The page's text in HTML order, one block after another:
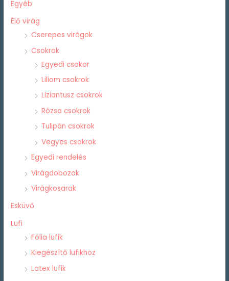
Egyéb
Élő virág
Cserepes virágok
Csokrok
Egyedi csokor
Liliom csokrok
Liziantusz csokrok
Rózsa csokrok
Tulipán csokrok
Vegyes csokrok
Egyedi rendelés
Virágdobozok
Virágkosarak
Esküvő
Lufi
Fólia lufik
Kiegészítő lufikhoz
Latex lufik